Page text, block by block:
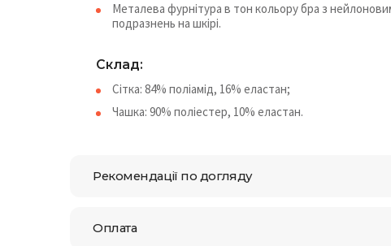
Металева фурнітура в тон кольору бра з
подразнень на шкірі.
Склад:
Сітка: 84% поліамід, 16% еластан;
Чашка: 90% поліестер, 10% еластан.
Рекомендації по догляду
Оплата